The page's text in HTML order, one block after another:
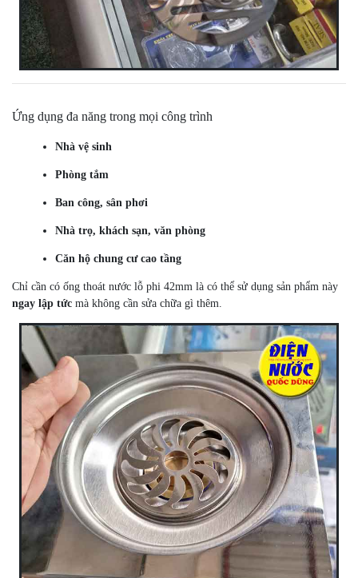
Ứng dụng đa năng trong mọi công trình
Nhà vệ sinh
Phòng tắm
Ban công, sân phơi
Nhà trọ, khách sạn, văn phòng
Căn hộ chung cư cao tầng
Chỉ cần có ống thoát nước lỗ phi 42mm là có thể sử dụng sản phẩm này
ngay lập tức mà không cần sửa chữa gì thêm.